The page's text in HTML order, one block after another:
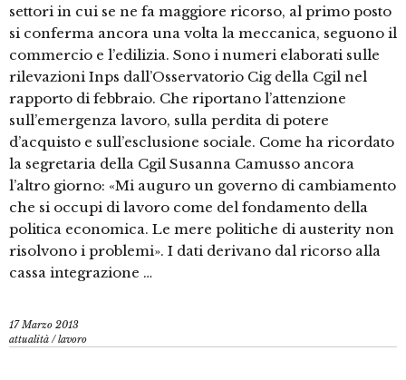
settori in cui se ne fa maggiore ricorso, al primo posto
si conferma ancora una volta la meccanica, seguono il
commercio e l’edilizia. Sono i numeri elaborati sulle
rilevazioni Inps dall’Osservatorio Cig della Cgil nel
rapporto di febbraio. Che riportano l’attenzione
sull’emergenza lavoro, sulla perdita di potere
d’acquisto e sull’esclusione sociale. Come ha ricordato
la segretaria della Cgil Susanna Camusso ancora
l’altro giorno: «Mi auguro un governo di cambiamento
che si occupi di lavoro come del fondamento della
politica economica. Le mere politiche di austerity non
risolvono i problemi». I dati derivano dal ricorso alla
cassa integrazione …
17 Marzo 2013
attualità /lavoro